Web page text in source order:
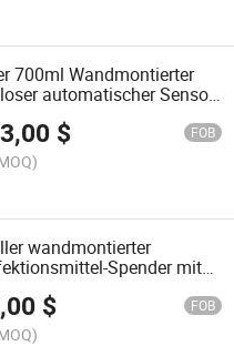
700ml Wandmontierter
automatischer Sensor
$ FOB
wandmontierter
Spender mit
und
Tank oder Einwegbeutel
$ FOB